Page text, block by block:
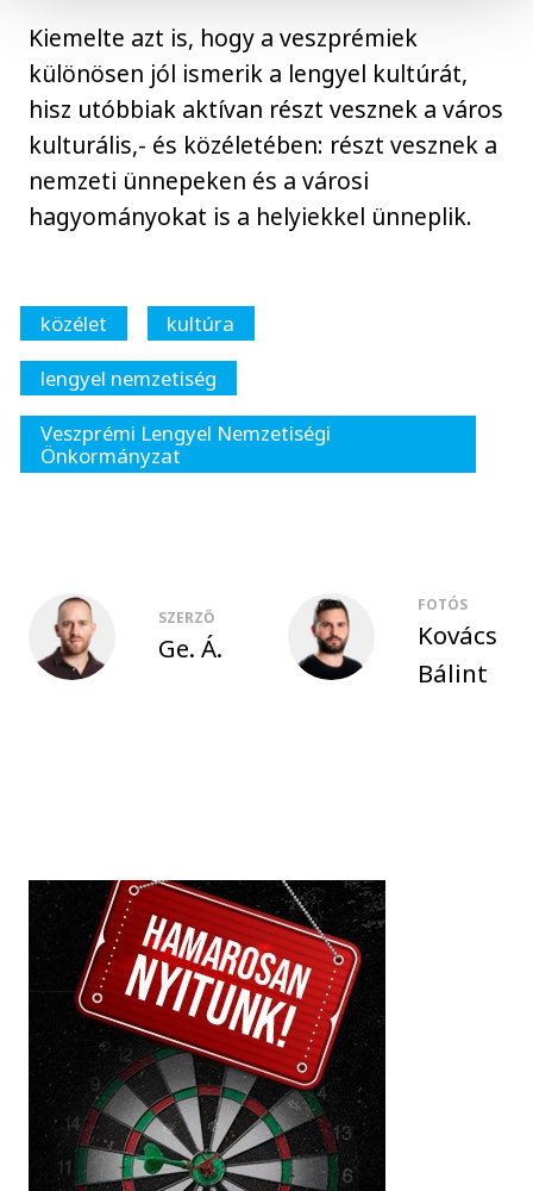
Kiemelte azt is, hogy a veszprémiek
különösen jól ismerik a lengyel kultúrát,
hisz utóbbiak aktívan részt vesznek a város
kulturális,- és közéletében: részt vesznek a
nemzeti ünnepeken és a városi
hagyományokat is a helyiekkel ünneplik.
közélet
kultúra
lengyel nemzetiség
Veszprémi Lengyel Nemzetiségi
Önkormányzat
SZERZŐ
Ge. Á.
FOTÓS
Kovács
Bálint